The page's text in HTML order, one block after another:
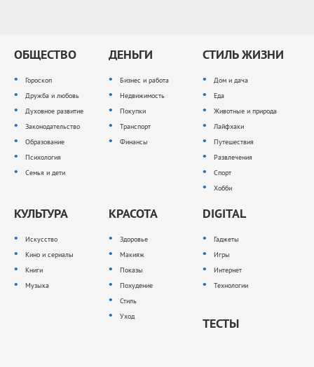
ОБЩЕСТВО
Гороскоп
Дружба и любовь
Духовное развитие
Законодательство
Образование
Психология
Семья и дети
ДЕНЬГИ
Бизнес и работа
Недвижимость
Покупки
Транспорт
Финансы
СТИЛЬ ЖИЗНИ
Дом и дача
Еда
Животные и природа
Лайфхаки
Путешествия
Развлечения
Спорт
Хобби
КУЛЬТУРА
Искусство
Кино и сериалы
Книги
Музыка
КРАСОТА
Здоровье
Макияж
Показы
Похудение
Стиль
Уход
DIGITAL
Гаджеты
Игры
Интернет
Технологии
ТЕСТЫ